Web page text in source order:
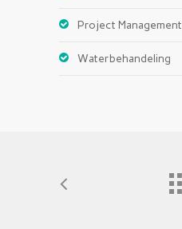
Project Management
Waterbehandeling